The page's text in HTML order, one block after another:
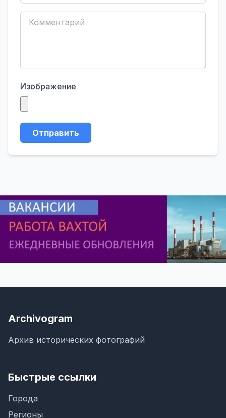
Изображение
Отправить
Archivogram
Архив исторических фотографий
Быстрые ссылки
Города
Регионы